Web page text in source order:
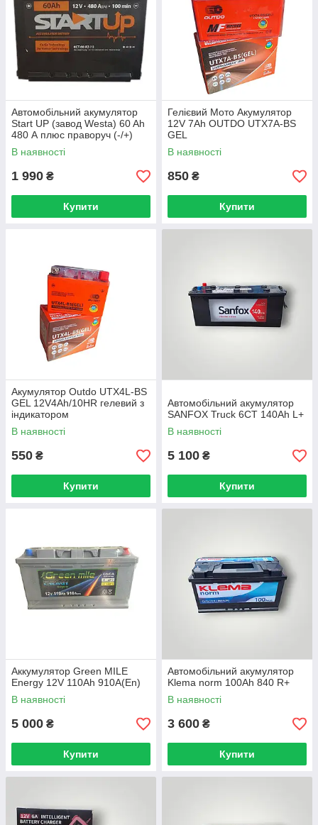
Автомобільний акумулятор
Start UP (завод Westa) 60 Ah
480 А плюс праворуч (-/+)
В наявності
1 990 ₴
Купити
Гелієвий Мото Акумулятор
12V 7Ah OUTDO UTX7A-BS
GEL
В наявності
850 ₴
Купити
Акумулятор Outdo UTX4L-BS
GEL 12V4Ah/10HR гелевий з
індикатором
В наявності
550 ₴
Купити
Автомобільний акумулятор
SANFOX Truck 6CT 140Ah L+
В наявності
5 100 ₴
Купити
Аккумулятор Green MILE
Energy 12V 110Ah 910A(En)
В наявності
5 000 ₴
Купити
Автомобільний акумулятор
Klema norm 100Ah 840 R+
В наявності
3 600 ₴
Купити